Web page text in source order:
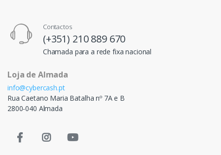
Contactos
(+351) 210 889 670
Chamada para a rede fixa nacional
Loja de Almada
info@cybercash.pt
Rua Caetano Maria Batalha nº 7A e B
2800-040 Almada